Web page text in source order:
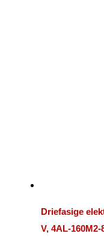
Driefasige
V, 4AL-160M2-